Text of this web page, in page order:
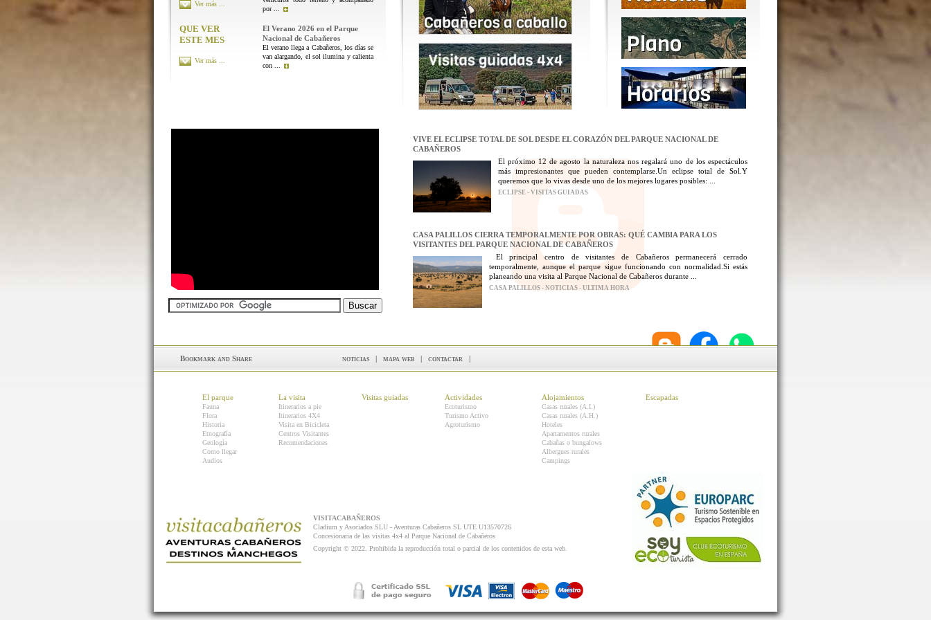
por ...
Ver más ...
QUE VER
ESTE MES
El Verano 2026 en el Parque
Nacional de Cabañeros
El verano llega a Cabañeros, los días se
van alargando, el sol ilumina y calienta
con ...
Ver más ...
VIVE EL ECLIPSE TOTAL DE SOL DESDE EL CORAZÓN DEL PARQUE NACIONAL DE
CABAÑEROS
El próximo 12 de agosto la naturaleza nos regalará uno de los espectáculos
más impresionantes que pueden contemplarse.Un eclipse total de Sol.Y
queremos que lo vivas desde uno de los mejores lugares posibles: ...
ECLIPSE - VISITAS GUIADAS
CASA PALILLOS CIERRA TEMPORALMENTE POR OBRAS: QUÉ CAMBIA PARA LOS
VISITANTES DEL PARQUE NACIONAL DE CABAÑEROS
El principal centro de visitantes de Cabañeros permanecerá cerrado
temporalmente, aunque el parque sigue funcionando con normalidad.Si estás
planeando una visita al Parque Nacional de Cabañeros durante ...
CASA PALILLOS - NOTICIAS - ULTIMA HORA
noticias | mapa web | contactar |
El parque
Fauna
Flora
Historia
Etnografía
Geología
Como llegar
Audios
La visita
Itinerarios a pie
Itinerarios 4X4
Visita en Bicicleta
Centros Visitantes
Recomendaciones
Visitas guiadas Actividades
Ecoturismo
Turismo Activo
Agroturismo
Alojamientos
Casas rurales (A.I.)
Casas rurales (A.H.)
Hoteles
Apartamentos rurales
Cabañas o bungalows
Albergues rurales
Campings
Escapadas
VISITACABAÑEROS
Cladium y Asociados SLU - Aventuras Cabañeros SL UTE U13570726
Concesionaria de las visitas 4x4 al Parque Nacional de Cabañeros
Copyright © 2022. Prohibida la reproducción total o parcial de los contenidos de esta web.